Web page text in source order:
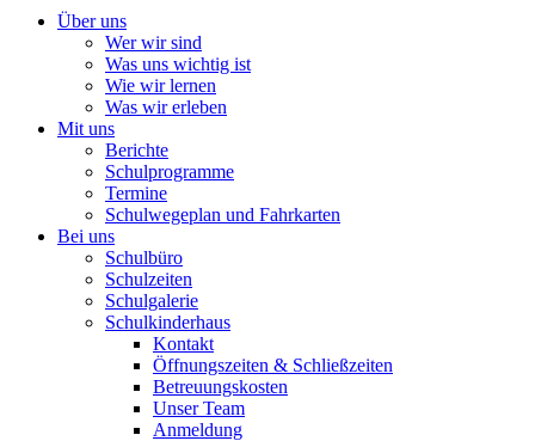
Über uns
Wer wir sind
Was uns wichtig ist
Wie wir lernen
Was wir erleben
Mit uns
Berichte
Schulprogramme
Termine
Schulwegeplan und Fahrkarten
Bei uns
Schulbüro
Schulzeiten
Schulgalerie
Schulkinderhaus
Kontakt
Öffnungszeiten & Schließzeiten
Betreuungskosten
Unser Team
Anmeldung